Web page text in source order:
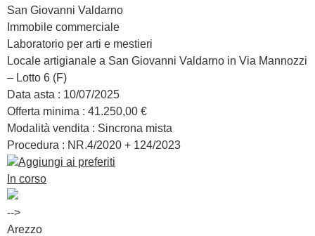
San Giovanni Valdarno
Immobile commerciale
Laboratorio per arti e mestieri
Locale artigianale a San Giovanni Valdarno in Via Mannozzi
– Lotto 6 (F)
Data asta : 10/07/2025
Offerta minima : 41.250,00 €
Modalità vendita : Sincrona mista
Procedura : NR.4/2020 + 124/2023
Aggiungi ai preferiti
In corso
-->
Arezzo